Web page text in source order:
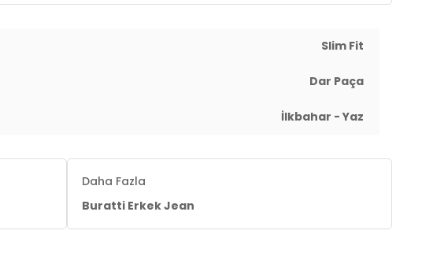
Slim Fit
Dar Paça
İlkbahar - Yaz
Daha Fazla
Buratti Erkek Jean